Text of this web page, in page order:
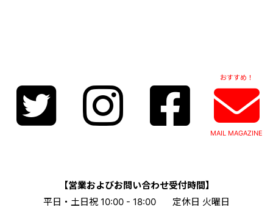
おすすめ！
MAIL MAGAZINE
【営業およびお問い合わせ受付時間】
平日・土日祝 10:00 - 18:00
定休日 火曜日